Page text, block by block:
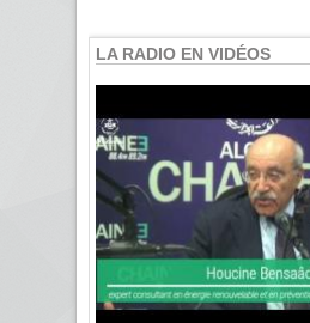
LA RADIO EN VIDÉOS